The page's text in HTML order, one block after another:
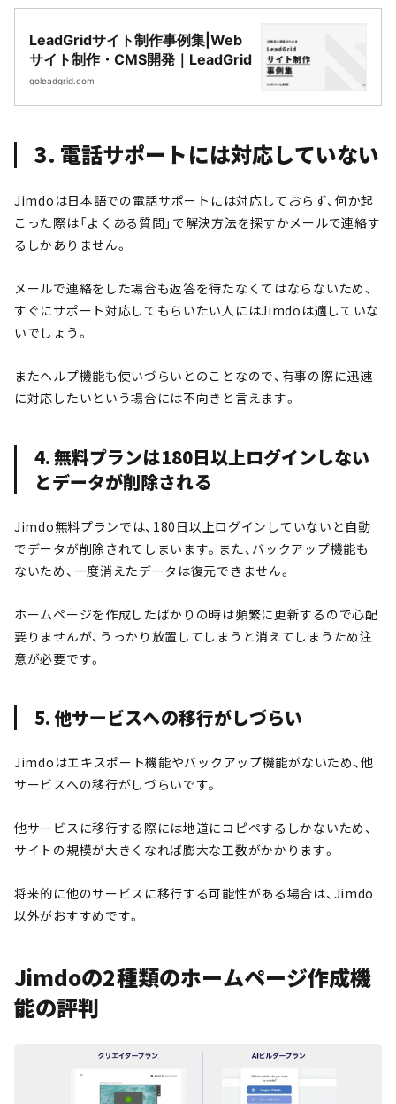
LeadGridサイト制作事例集|Web
サイト制作・CMS開発｜LeadGrid
goleadgrid.com
3. 電話サポートには対応していない
Jimdoは日本語での電話サポートには対応しておらず、何か起
こった際は「よくある質問」で解決方法を探すかメールで連絡す
るしかありません。
メールで連絡をした場合も返答を待たなくてはならないため、
すぐにサポート対応してもらいたい人にはJimdoは適していな
いでしょう。
またヘルプ機能も使いづらいとのことなので、有事の際に迅速
に対応したいという場合には不向きと言えます。
4. 無料プランは180日以上ログインしない
とデータが削除される
Jimdo無料プランでは、180日以上ログインしていないと自動
でデータが削除されてしまいます。また、バックアップ機能も
ないため、一度消えたデータは復元できません。
ホームページを作成したばかりの時は頻繁に更新するので心配
要りませんが、うっかり放置してしまうと消えてしまうため注
意が必要です。
5. 他サービスへの移行がしづらい
Jimdoはエキスポート機能やバックアップ機能がないため、他
サービスへの移行がしづらいです。
他サービスに移行する際には地道にコピペするしかないため、
サイトの規模が大きくなれば膨大な工数がかかります。
将来的に他のサービスに移行する可能性がある場合は、Jimdo
以外がおすすめです。
Jimdoの2種類のホームページ作成機
能の評判